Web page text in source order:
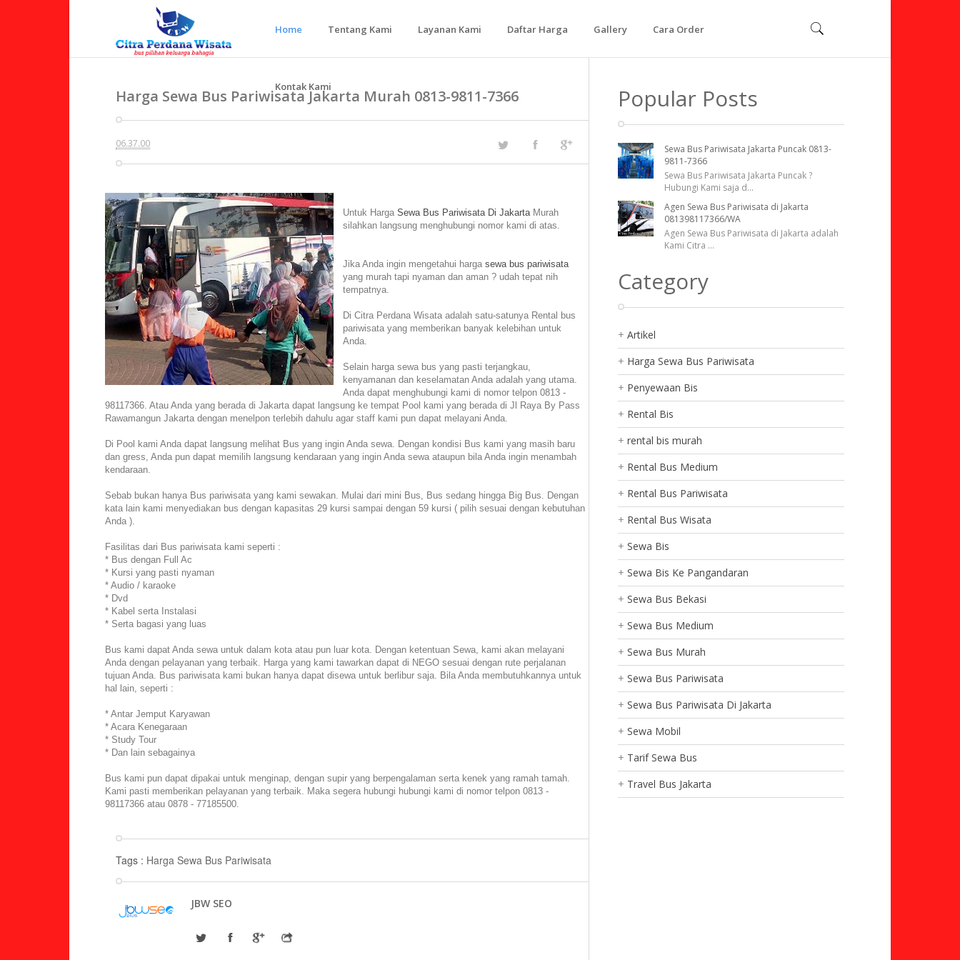
Home Tentang Kami Layanan Kami
Bus Besar
Daftar Harga Gallery Cara Order
Kontak Kami
Harga Sewa Bus Pariwisata Jakarta Murah 0813-9811-7366
06.37.00
Untuk Harga Sewa Bus Pariwisata Di Jakarta Murah
silahkan langsung menghubungi nomor kami di atas.
Jika Anda ingin mengetahui harga sewa bus pariwisata
yang murah tapi nyaman dan aman ? udah tepat nih
tempatnya.
Di Citra Perdana Wisata adalah satu-satunya Rental bus
pariwisata yang memberikan banyak kelebihan untuk
Anda.
Selain harga sewa bus yang pasti terjangkau,
kenyamanan dan keselamatan Anda adalah yang utama.
Anda dapat menghubungi kami di nomor telpon 0813 -
98117366. Atau Anda yang berada di Jakarta dapat langsung ke tempat Pool kami yang berada di Jl Raya By Pass
Rawamangun Jakarta dengan menelpon terlebih dahulu agar staff kami pun dapat melayani Anda.
Di Pool kami Anda dapat langsung melihat Bus yang ingin Anda sewa. Dengan kondisi Bus kami yang masih baru
dan gress, Anda pun dapat memilih langsung kendaraan yang ingin Anda sewa ataupun bila Anda ingin menambah
kendaraan.
Sebab bukan hanya Bus pariwisata yang kami sewakan. Mulai dari mini Bus, Bus sedang hingga Big Bus. Dengan
kata lain kami menyediakan bus dengan kapasitas 29 kursi sampai dengan 59 kursi ( pilih sesuai dengan kebutuhan
Anda ).
Fasilitas dari Bus pariwisata kami seperti :
* Bus dengan Full Ac
* Kursi yang pasti nyaman
* Audio / karaoke
* Dvd
* Kabel serta Instalasi
* Serta bagasi yang luas
Bus kami dapat Anda sewa untuk dalam kota atau pun luar kota. Dengan ketentuan Sewa, kami akan melayani
Anda dengan pelayanan yang terbaik. Harga yang kami tawarkan dapat di NEGO sesuai dengan rute perjalanan
tujuan Anda. Bus pariwisata kami bukan hanya dapat disewa untuk berlibur saja. Bila Anda membutuhkannya untuk
hal lain, seperti :
* Antar Jemput Karyawan
* Acara Kenegaraan
* Study Tour
* Dan lain sebagainya
Bus kami pun dapat dipakai untuk menginap, dengan supir yang berpengalaman serta kenek yang ramah tamah.
Kami pasti memberikan pelayanan yang terbaik. Maka segera hubungi hubungi kami di nomor telpon 0813 -
98117366 atau 0878 - 77185500.
Tags : Harga Sewa Bus Pariwisata
JBW SEO
Popular Posts
Sewa Bus Pariwisata Jakarta Puncak 0813-
9811-7366
Sewa Bus Pariwisata Jakarta Puncak ?
Hubungi Kami saja d...
Agen Sewa Bus Pariwisata di Jakarta
081398117366/WA
Agen Sewa Bus Pariwisata di Jakarta adalah
Kami Citra ...
Category
Artikel
Harga Sewa Bus Pariwisata
Penyewaan Bis
Rental Bis
rental bis murah
Rental Bus Medium
Rental Bus Pariwisata
Rental Bus Wisata
Sewa Bis
Sewa Bis Ke Pangandaran
Sewa Bus Bekasi
Sewa Bus Medium
Sewa Bus Murah
Sewa Bus Pariwisata
Sewa Bus Pariwisata Di Jakarta
Sewa Mobil
Tarif Sewa Bus
Travel Bus Jakarta